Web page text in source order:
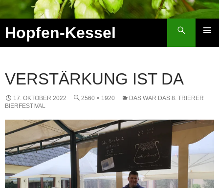
Zum
Inhalt
springen
Hopfen-Kessel
VERSTÄRKUNG IST DA
17. OKTOBER 2022 2560 × 1920
DAS WAR DAS 8. TRIERER
BIERFESTIVAL